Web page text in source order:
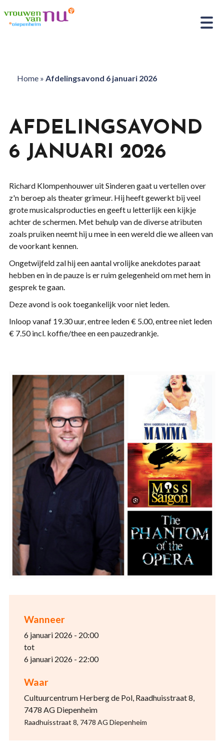
Home» Afdelingsavond 6 januari 2026
Wanneer
6 januari 2026 - 20:00
tot
6 januari 2026 - 22:00
Waar
Cultuurcentrum Herberg de Pol, Raadhuisstraat 8,
7478 AG Diepenheim
Raadhuisstraat 8, 7478 AG Diepenheim
AFDELINGSAVOND
6 JANUARI 2026
Richard Klompenhouwer uit Sinderen gaat u vertellen over
z'n beroep als theater grimeur. Hij heeft gewerkt bij veel
grote musicalsproducties en geeft u letterlijk een kijkje
achter de schermen. Met behulp van de diverse atributen
zoals pruiken neemt hij u mee in een wereld die we alleen van
de voorkant kennen.
Ongetwijfeld zal hij een aantal vrolijke anekdotes paraat
hebben en in de pauze is er ruim gelegenheid om met hem in
gesprek te gaan.
Deze avond is ook toegankelijk voor niet leden.
Inloop vanaf 19.30 uur, entree leden € 5.00, entree niet leden
€ 7.50 incl. koffie/thee en een pauzedrankje.